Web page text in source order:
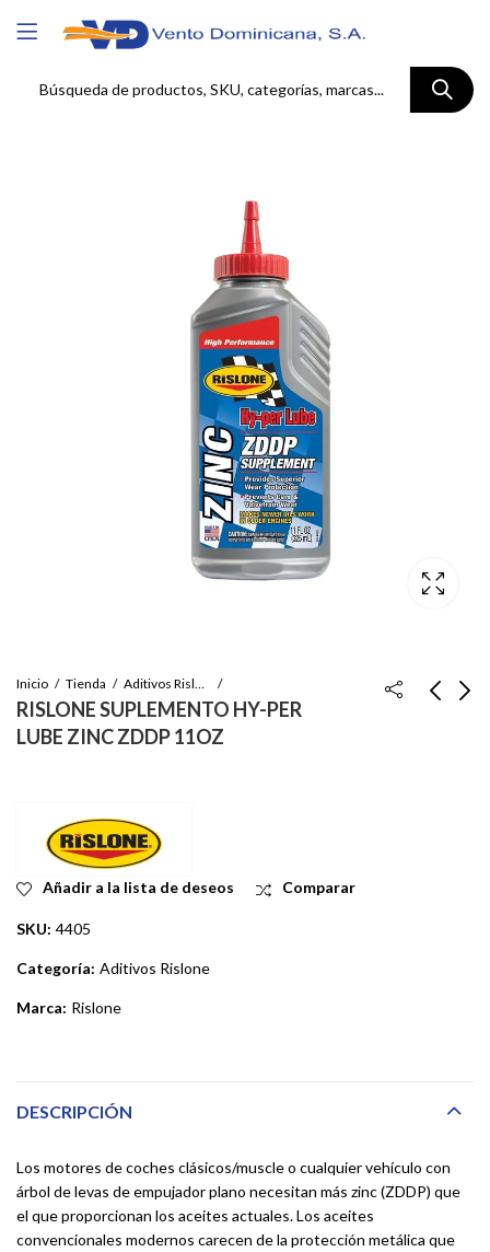
Inicio Tienda Aditivos Rislone
RISLONE SUPLEMENTO HY-PER
LUBE ZINC ZDDP 11OZ
Añadir a la lista de deseos Comparar
SKU: 4405
Categoría: Aditivos Rislone
Marca: Rislone
DESCRIPCIÓN
Los motores de coches clásicos/muscle o cualquier vehículo con
árbol de levas de empujador plano necesitan más zinc (ZDDP) que
el que proporcionan los aceites actuales. Los aceites
convencionales modernos carecen de la protección metálica que